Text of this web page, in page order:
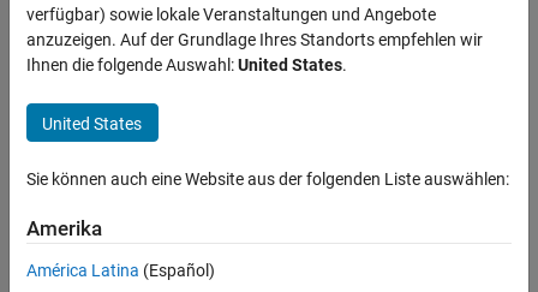
How useful was this information?
verfügbar) sowie lokale Veranstaltungen und Angebote
anzuzeigen. Auf der Grundlage Ihres Standorts empfehlen wir
Ihnen die folgende Auswahl:United States.
United States
Sie können auch eine Website aus der folgenden Liste auswählen:
Amerika
América Latina (Español)